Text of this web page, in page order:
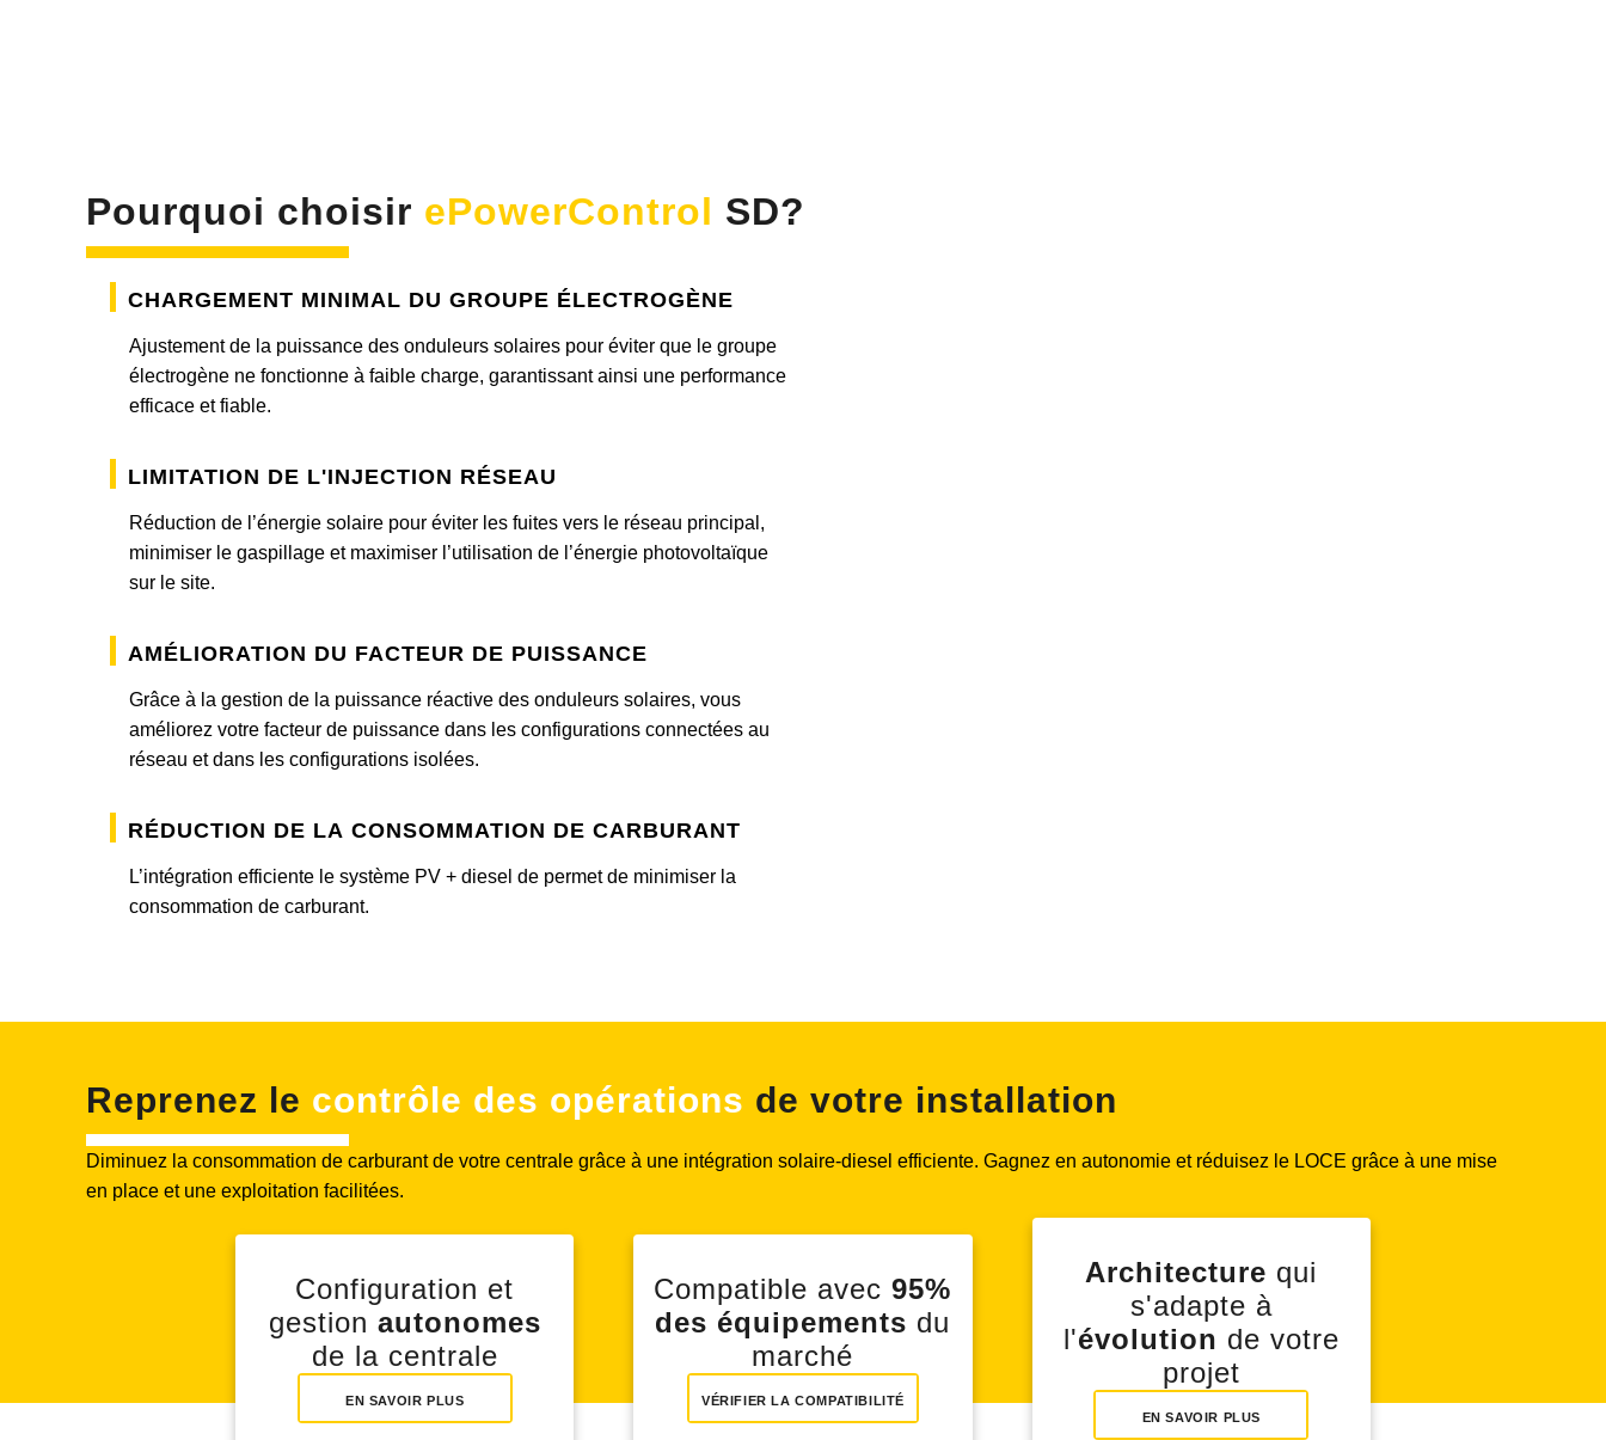
Pourquoi choisir ePowerControl SD?
Chargement minimal du groupe électrogène
Ajustement de la puissance des onduleurs solaires pour éviter que le groupe
électrogène ne fonctionne à faible charge, garantissant ainsi une performance
efficace et fiable.
Limitation de l'injection réseau
Réduction de l’énergie solaire pour éviter les fuites vers le réseau principal,
minimiser le gaspillage et maximiser l’utilisation de l’énergie photovoltaïque
sur le site.
Amélioration du facteur de puissance
Grâce à la gestion de la puissance réactive des onduleurs solaires, vous
améliorez votre facteur de puissance dans les configurations connectées au
réseau et dans les configurations isolées.
Réduction de la consommation de carburant
L’intégration efficiente le système PV + diesel de permet de minimiser la
consommation de carburant.
Reprenez le contrôle des opérations de votre installation
Diminuez la consommation de carburant de votre centrale grâce à une intégration solaire-diesel efficiente. Gagnez en autonomie et réduisez le LOCE grâce à une mise
en place et une exploitation facilitées.
Configuration et
gestion autonomes
de la centrale
EN SAVOIR PLUS
Compatible avec95%
des équipements du
marché
VÉRIFIER LA COMPATIBILITÉ
Architecture qui
s'adapte à
l'évolution de votre
projet
EN SAVOIR PLUS